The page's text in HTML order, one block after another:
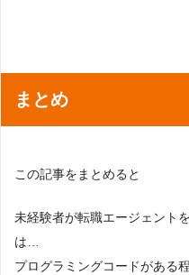
まとめ
この記事をまとめると
未経験者が転職エージェント
は…
プログラミングコードがある